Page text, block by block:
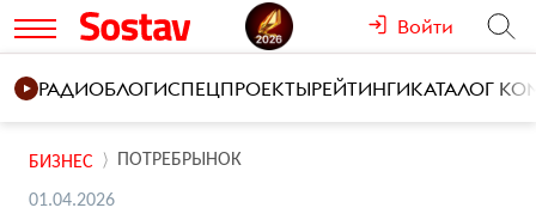
Войти
РАДИОБЛОГИСПЕЦПРОЕКТЫРЕЙТИНГИКАТАЛОГ
БИЗНЕС ПОТРЕБРЫНОК
01.04.2026